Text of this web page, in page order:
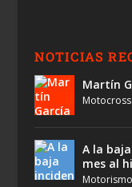
NOTICIAS
Martín
Motocross
A la
mes al
Motorismo